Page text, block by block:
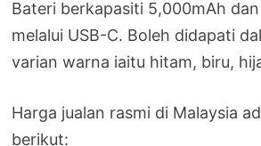
Bateri berkapasiti 5,000mAh
melalui USB-C. Boleh didapati
varian warna iaitu hitam, biru,
Harga jualan rasmi di Malaysia
berikut: